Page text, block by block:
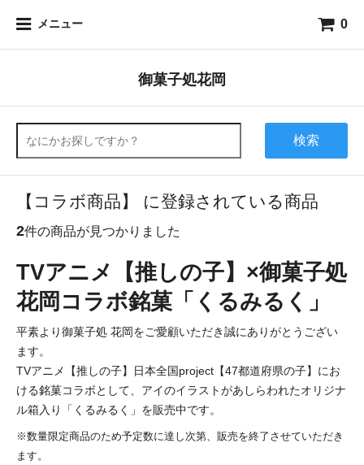
メニュー 0
御菓子処花岡
検索
【コラボ商品】 に登録されている商品
2件の商品が見つかりました
TVアニメ【推しの子】×御菓子処
花岡コラボ銘菓「くるみるく」
平素より御菓子処 花岡をご愛顧いただき誠にありがとうござい
ます。
TVアニメ【推しの子】日本全国project【47都道府県の子】にお
ける銘菓コラボとして、アイのイラストがあしらわれたオリジナ
ル箱入り「くるみるく」を販売中です。
※数量限定商品のため予定数に達し次第、販売を終了させていただき
ます。